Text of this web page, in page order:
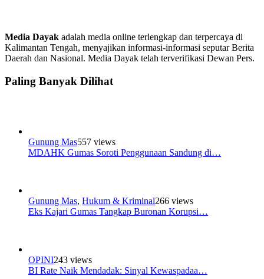
Media Dayak adalah media online terlengkap dan terpercaya di
Kalimantan Tengah, menyajikan informasi-informasi seputar Berita
Daerah dan Nasional. Media Dayak telah terverifikasi Dewan Pers.
Paling Banyak Dilihat
Gunung Mas557 views
MDAHK Gumas Soroti Penggunaan Sandung di…
Gunung Mas, Hukum & Kriminal266 views
Eks Kajari Gumas Tangkap Buronan Korupsi…
OPINI243 views
BI Rate Naik Mendadak: Sinyal Kewaspadaa…